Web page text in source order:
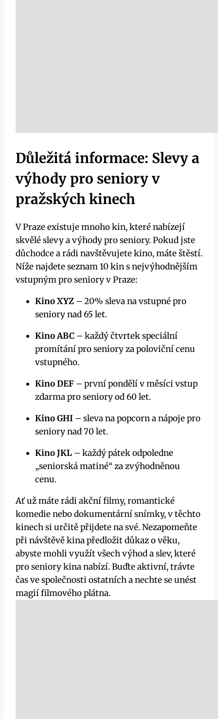
Důležitá informace: Slevy a
výhody pro seniory v
pražských kinech
V Praze existuje mnoho kin, které nabízejí
skvělé slevy a výhody pro seniory. Pokud jste
důchodce a rádi navštěvujete kino, máte štěstí.
Níže najdete seznam 10 kin s nejvýhodnějším
vstupným pro seniory v Praze:
Kino XYZ – 20% sleva na vstupné pro
seniory nad 65 let.
Kino ABC – každý čtvrtek speciální
promítání pro seniory za poloviční cenu
vstupného.
Kino DEF – první pondělí v měsíci vstup
zdarma pro seniory od 60 let.
Kino GHI – sleva na popcorn a nápoje pro
seniory nad 70 let.
Kino JKL – každý pátek odpoledne
„seniorská matiné“ za zvýhodněnou
cenu.
Ať už máte rádi akční filmy, romantické
komedie nebo dokumentární snímky, v těchto
kinech si určitě přijdete na své. Nezapomeňte
při návštěvě kina předložit důkaz o věku,
abyste mohli využít všech výhod a slev, které
pro seniory kina nabízí. Buďte aktivní, trávte
čas ve společnosti ostatních a nechte se unést
magií filmového plátna.